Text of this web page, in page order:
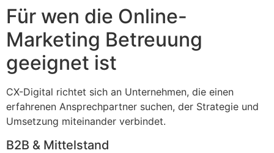
Für wen die Online-
Marketing Betreuung
geeignet ist
CX-Digital richtet sich an Unternehmen, die einen
erfahrenen Ansprechpartner suchen, der Strategie und
Umsetzung miteinander verbindet.
B2B & Mittelstand